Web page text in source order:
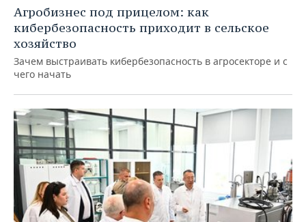
Агробизнес под прицелом: как
кибербезопасность приходит в сельское
хозяйство
Зачем выстраивать кибербезопасность в агросекторе и с
чего начать